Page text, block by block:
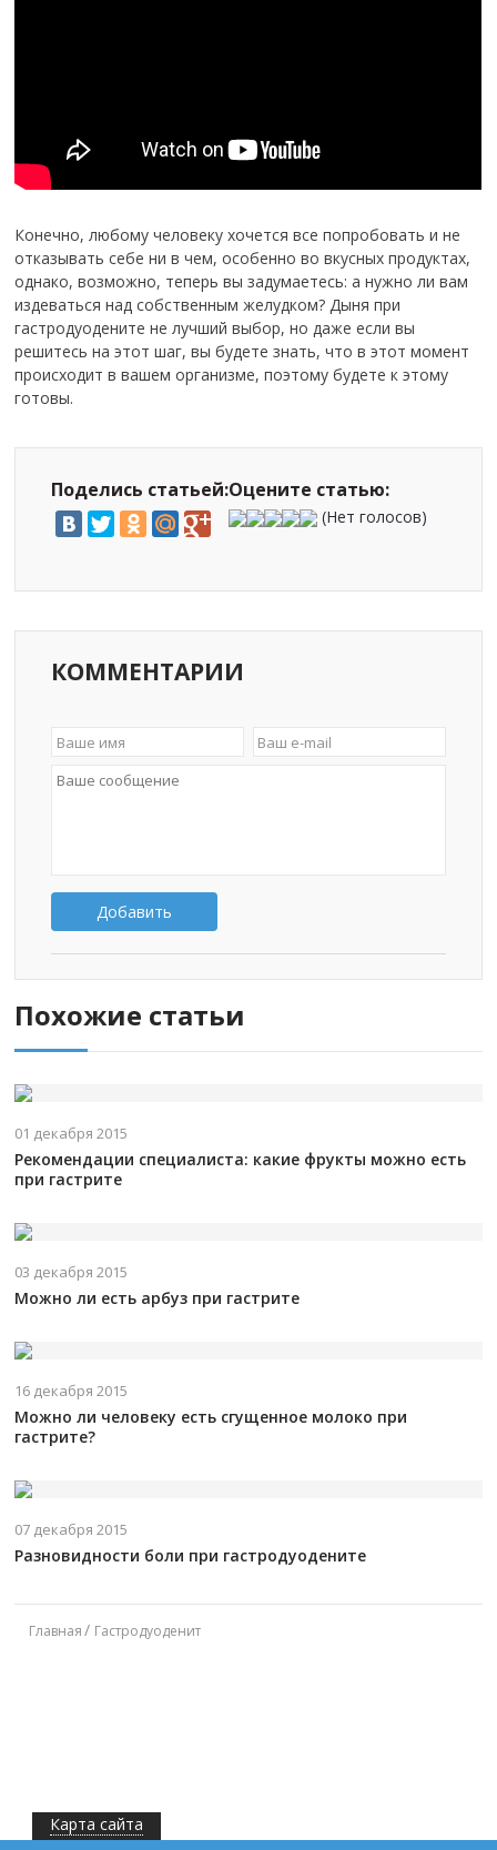
Конечно, любому человеку хочется все попробовать и не
отказывать себе ни в чем, особенно во вкусных продуктах,
однако, возможно, теперь вы задумаетесь: а нужно ли вам
издеваться над собственным желудком? Дыня при
гастродуодените не лучший выбор, но даже если вы
решитесь на этот шаг, вы будете знать, что в этот момент
происходит в вашем организме, поэтому будете к этому
готовы.
Поделись статьей:Оцените статью:
(Нет голосов)
КОММЕНТАРИИ
Добавить
Похожие статьи
01 декабря 2015
Рекомендации специалиста: какие фрукты можно есть
при гастрите
03 декабря 2015
Можно ли есть арбуз при гастрите
16 декабря 2015
Можно ли человеку есть сгущенное молоко при
гастрите?
07 декабря 2015
Разновидности боли при гастродуодените
Главная Гастродуоденит
Карта сайта